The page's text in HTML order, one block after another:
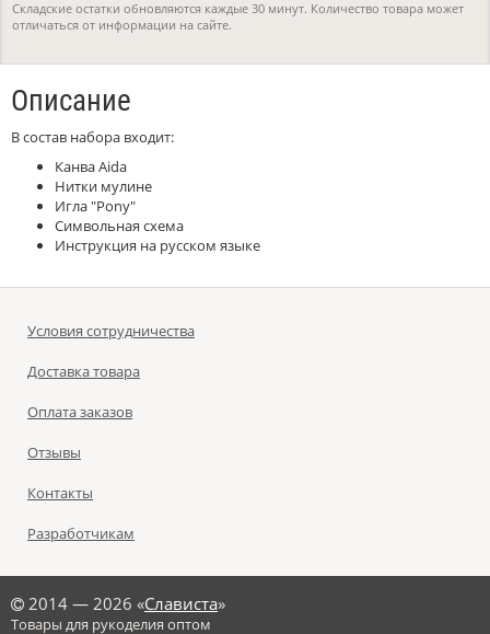
Складские остатки обновляются каждые 30 минут. Количество товара может
отличаться от информации на сайте.
Описание
В состав набора входит:
Канва Aida
Нитки мулине
Игла "Pony"
Символьная схема
Инструкция на русском языке
Условия сотрудничества
Доставка товара
Оплата заказов
Отзывы
Контакты
Разработчикам
©2014 — 2026 «Слависта»
Товары для рукоделия оптом